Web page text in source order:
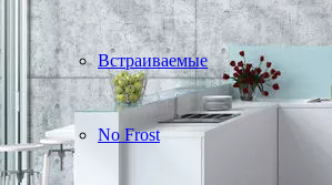
Встраиваемые
No Frost